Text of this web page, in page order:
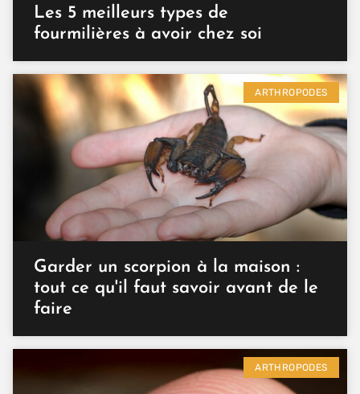
Les 5 meilleurs types de
fourmilières à avoir chez soi
ARTHROPODES
Garder un scorpion à la maison :
tout ce qu'il faut savoir avant de le
faire
ARTHROPODES